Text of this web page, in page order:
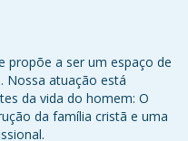
propõe a ser um espaço de
Nossa atuação está
da vida do homem: O
da família cristã e uma